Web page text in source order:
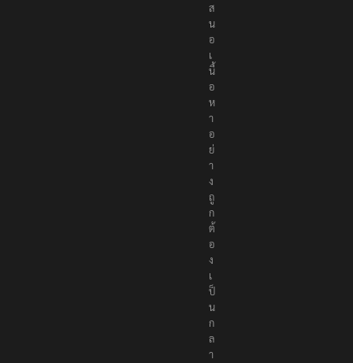
ส
น
อ
เ
นื้
อ
ห
า
อ
ย่
า
ง
ถู
ก
ต้
อ
ง
เ
ป็
น
ก
ล
า